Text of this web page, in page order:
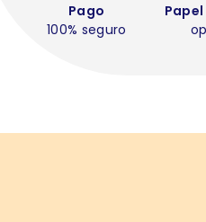
Pago
100% seguro